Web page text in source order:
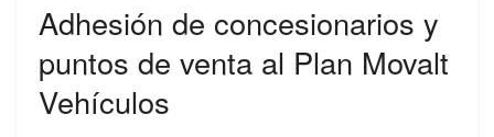
Adhesión de concesionarios y
puntos de venta al Plan Movalt
Vehículos